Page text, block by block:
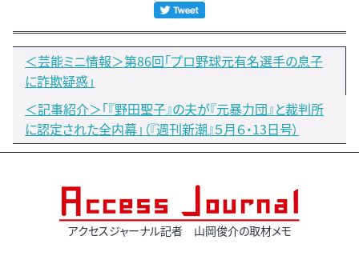
＜芸能ミニ情報＞第86回「プロ野球元有名選手の息子
に詐欺疑惑」
＜記事紹介＞「『野田聖子』の夫が『元暴力団』と裁判所
に認定された全内幕」（『週刊新潮』５月６・13日号）
アクセスジャーナル記者 山岡俊介の取材メモ